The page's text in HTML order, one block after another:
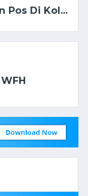
Pos Di Kol...